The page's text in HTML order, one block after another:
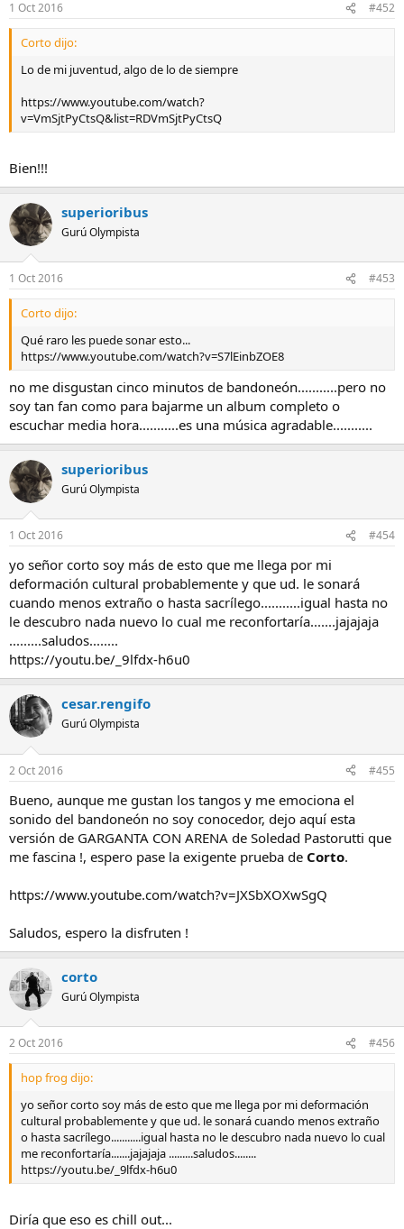
1 Oct 2016 #452
Corto dijo:
Lo de mi juventud, algo de lo de siempre
https://www.youtube.com/watch?
v=VmSjtPyCtsQ&list=RDVmSjtPyCtsQ
Bien!!!
superioribus
Gurú Olympista
1 Oct 2016 #453
Corto dijo:
Qué raro les puede sonar esto...
https://www.youtube.com/watch?v=S7lEinbZOE8
no me disgustan cinco minutos de bandoneón...........pero no
soy tan fan como para bajarme un album completo o
escuchar media hora...........es una música agradable...........
superioribus
Gurú Olympista
1 Oct 2016 #454
yo señor corto soy más de esto que me llega por mi
deformación cultural probablemente y que ud. le sonará
cuando menos extraño o hasta sacrílego...........igual hasta no
le descubro nada nuevo lo cual me reconfortaría.......jajajaja
.........saludos........
https://youtu.be/_9lfdx-h6u0
cesar.rengifo
Gurú Olympista
2 Oct 2016 #455
Bueno, aunque me gustan los tangos y me emociona el
sonido del bandoneón no soy conocedor, dejo aquí esta
versión de GARGANTA CON ARENA de Soledad Pastorutti que
me fascina !, espero pase la exigente prueba de Corto.
https://www.youtube.com/watch?v=JXSbXOXwSgQ
Saludos, espero la disfruten !
corto
Gurú Olympista
2 Oct 2016 #456
hop frog dijo:
yo señor corto soy más de esto que me llega por mi deformación
cultural probablemente y que ud. le sonará cuando menos extraño
o hasta sacrílego...........igual hasta no le descubro nada nuevo lo cual
me reconfortaría.......jajajaja .........saludos........
https://youtu.be/_9lfdx-h6u0
Diría que eso es chill out...